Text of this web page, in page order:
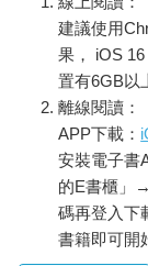
建議使用
果， iOS
置有6GB以
離線閱讀：
APP下載：
安裝電子書
的E書櫃」
碼再登入下
書籍即可開